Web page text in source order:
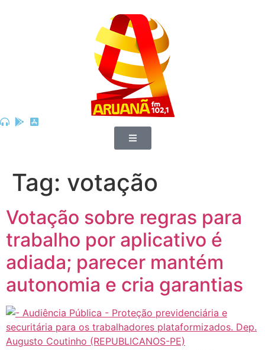
Tag: votação
Votação sobre regras para
trabalho por aplicativo é
adiada; parecer mantém
autonomia e cria garantias